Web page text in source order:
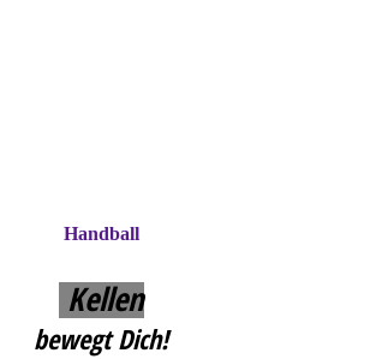
Kellen
bewegt Dich!
Handball